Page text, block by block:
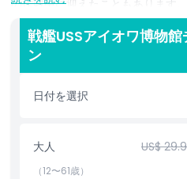
の作戦中に迎えたこともあります
あれば、ロサンゼルスで最も没
ンの一つに入場できます。セルフ
部構造を探検しましょう。かつて
のある16インチ砲塔を見学し、
の居住区や機関室を発見してくだ
ブな展示、復元された区画、艦の
で、USSアイオワ博物館は個人の
力的に混ざり合った展示を提供し
人、学生の誰もが、この体験を興
戦艦USSアイオワ博物
ン
日付を選択
大人 US$
（12〜61歳）